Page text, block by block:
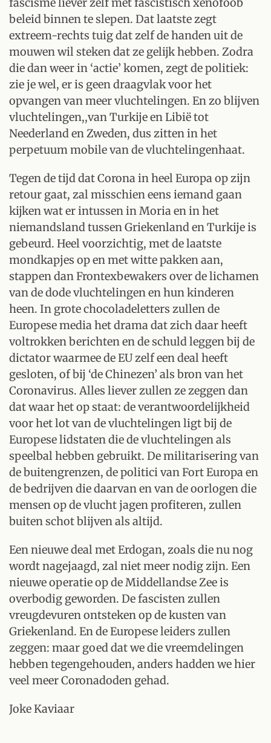
beleid binnen te slepen. Dat laatste zegt
extreem-rechts tuig dat zelf de handen uit de
mouwen wil steken dat ze gelijk hebben. Zodra
die dan weer in ‘actie’ komen, zegt de politiek:
zie je wel, er is geen draagvlak voor het
opvangen van meer vluchtelingen. En zo blijven
vluchtelingen,,van Turkije en Libië tot
Neederland en Zweden, dus zitten in het
perpetuum mobile van de vluchtelingenhaat.
Tegen de tijd dat Corona in heel Europa op zijn
retour gaat, zal misschien eens iemand gaan
kijken wat er intussen in Moria en in het
niemandsland tussen Griekenland en Turkije is
gebeurd. Heel voorzichtig, met de laatste
mondkapjes op en met witte pakken aan,
stappen dan Frontexbewakers over de lichamen
van de dode vluchtelingen en hun kinderen
heen. In grote chocoladeletters zullen de
Europese media het drama dat zich daar heeft
voltrokken berichten en de schuld leggen bij de
dictator waarmee de EU zelf een deal heeft
gesloten, of bij ‘de Chinezen’ als bron van het
Coronavirus. Alles liever zullen ze zeggen dan
dat waar het op staat: de verantwoordelijkheid
voor het lot van de vluchtelingen ligt bij de
Europese lidstaten die de vluchtelingen als
speelbal hebben gebruikt. De militarisering van
de buitengrenzen, de politici van Fort Europa en
de bedrijven die daarvan en van de oorlogen die
mensen op de vlucht jagen profiteren, zullen
buiten schot blijven als altijd.
Een nieuwe deal met Erdogan, zoals die nu nog
wordt nagejaagd, zal niet meer nodig zijn. Een
nieuwe operatie op de Middellandse Zee is
overbodig geworden. De fascisten zullen
vreugdevuren ontsteken op de kusten van
Griekenland. En de Europese leiders zullen
zeggen: maar goed dat we die vreemdelingen
hebben tegengehouden, anders hadden we hier
veel meer Coronadoden gehad.
Joke Kaviaar